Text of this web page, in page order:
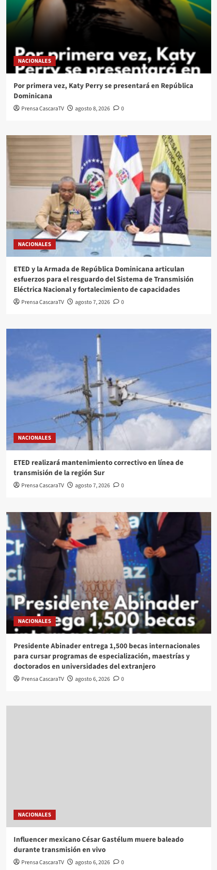
NACIONALES
Por primera vez, Katy Perry se presentará en República
Dominicana
Prensa CascaraTV agosto 8, 2026 0
NACIONALES
ETED y la Armada de República Dominicana articulan
esfuerzos para el resguardo del Sistema de Transmisión
Eléctrica Nacional y fortalecimiento de capacidades
Prensa CascaraTV agosto 7, 2026 0
NACIONALES
ETED realizará mantenimiento correctivo en línea de
transmisión de la región Sur
Prensa CascaraTV agosto 7, 2026 0
NACIONALES
Presidente Abinader entrega 1,500 becas internacionales
para cursar programas de especialización, maestrías y
doctorados en universidades del extranjero
Prensa CascaraTV agosto 6, 2026 0
NACIONALES
Influencer mexicano César Gastélum muere baleado
durante transmisión en vivo
Prensa CascaraTV agosto 6, 2026 0